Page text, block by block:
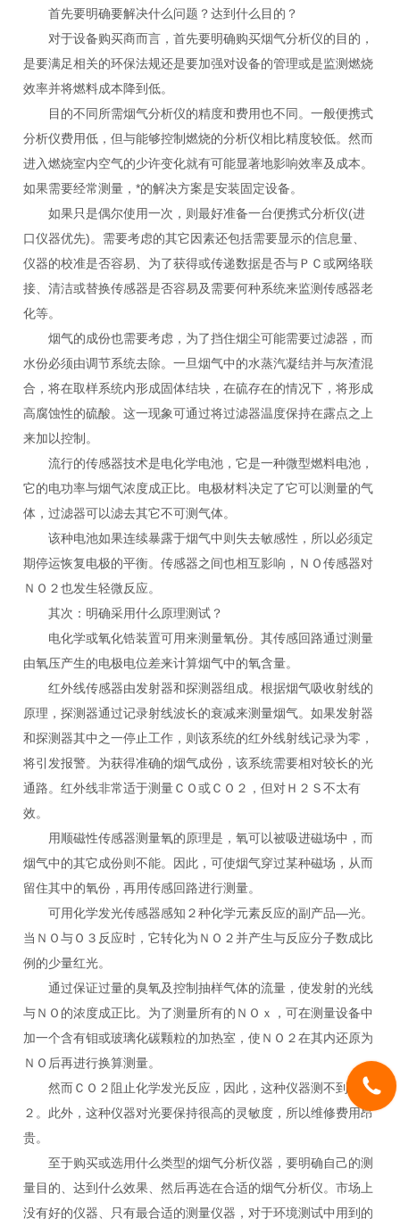
首先要明确要解决什么问题？达到什么目的？
对于设备购买商而言，首先要明确购买烟气分析仪的目的，
是要满足相关的环保法规还是要加强对设备的管理或是监测燃烧
效率并将燃料成本降到低。
目的不同所需烟气分析仪的精度和费用也不同。一般便携式
分析仪费用低，但与能够控制燃烧的分析仪相比精度较低。然而
进入燃烧室内空气的少许变化就有可能显著地影响效率及成本。
如果需要经常测量，*的解决方案是安装固定设备。
如果只是偶尔使用一次，则最好准备一台便携式分析仪(进
口仪器优先)。需要考虑的其它因素还包括需要显示的信息量、
仪器的校准是否容易、为了获得或传递数据是否与ＰＣ或网络联
接、清洁或替换传感器是否容易及需要何种系统来监测传感器老
化等。
烟气的成份也需要考虑，为了挡住烟尘可能需要过滤器，而
水份必须由调节系统去除。一旦烟气中的水蒸汽凝结并与灰渣混
合，将在取样系统内形成固体结块，在硫存在的情况下，将形成
高腐蚀性的硫酸。这一现象可通过将过滤器温度保持在露点之上
来加以控制。
流行的传感器技术是电化学电池，它是一种微型燃料电池，
它的电功率与烟气浓度成正比。电极材料决定了它可以测量的气
体，过滤器可以滤去其它不可测气体。
该种电池如果连续暴露于烟气中则失去敏感性，所以必须定
期停运恢复电极的平衡。传感器之间也相互影响，ＮＯ传感器对
ＮＯ２也发生轻微反应。
其次：明确采用什么原理测试？
电化学或氧化锆装置可用来测量氧份。其传感回路通过测量
由氧压产生的电极电位差来计算烟气中的氧含量。
红外线传感器由发射器和探测器组成。根据烟气吸收射线的
原理，探测器通过记录射线波长的衰减来测量烟气。如果发射器
和探测器其中之一停止工作，则该系统的红外线射线记录为零，
将引发报警。为获得准确的烟气成份，该系统需要相对较长的光
通路。红外线非常适于测量ＣＯ或ＣＯ２，但对Ｈ２Ｓ不太有
效。
用顺磁性传感器测量氧的原理是，氧可以被吸进磁场中，而
烟气中的其它成份则不能。因此，可使烟气穿过某种磁场，从而
留住其中的氧份，再用传感回路进行测量。
可用化学发光传感器感知２种化学元素反应的副产品—光。
当ＮＯ与Ｏ３反应时，它转化为ＮＯ２并产生与反应分子数成比
例的少量红光。
通过保证过量的臭氧及控制抽样气体的流量，使发射的光线
与ＮＯ的浓度成正比。为了测量所有的ＮＯｘ，可在测量设备中
加一个含有钼或玻璃化碳颗粒的加热室，使ＮＯ２在其内还原为
ＮＯ后再进行换算测量。
然而ＣＯ２阻止化学发光反应，因此，这种仪器测不到ＣＯ
２。此外，这种仪器对光要保持很高的灵敏度，所以维修费用昂
贵。
至于购买或选用什么类型的烟气分析仪器，要明确自己的测
量目的、达到什么效果、然后再选在合适的烟气分析仪。市场上
没有好的仪器、只有最合适的测量仪器，对于环境测试中用到的